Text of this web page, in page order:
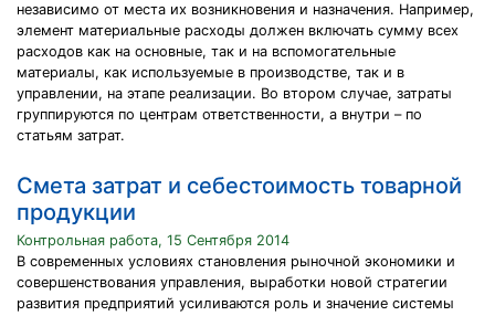
независимо от места их возникновения и назначения. Например,
элемент материальные расходы должен включать сумму всех
расходов как на основные, так и на вспомогательные
материалы, как используемые в производстве, так и в
управлении, на этапе реализации. Во втором случае, затраты
группируются по центрам ответственности, а внутри – по
статьям затрат.
Смета затрат и себестоимость товарной
продукции
Контрольная работа, 15 Сентября 2014
В современных условиях становления рыночной экономики и
совершенствования управления, выработки новой стратегии
развития предприятий усиливаются роль и значение системы